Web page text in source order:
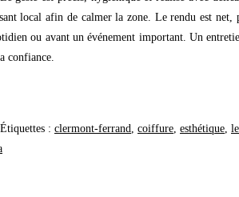
local afin de calmer la zone. Le rendu est net,
ou avant un événement important. Un
confiance.
Étiquettes : clermont-ferrand coiffure esthétique